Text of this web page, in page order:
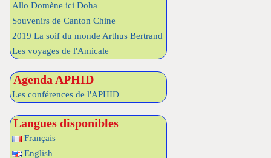
Allo Domène ici Doha
Souvenirs de Canton Chine
2019 La soif du monde Arthus Bertrand
Les voyages de l'Amicale
Agenda APHID
Les conférences de l'APHID
Langues disponibles
Français
English